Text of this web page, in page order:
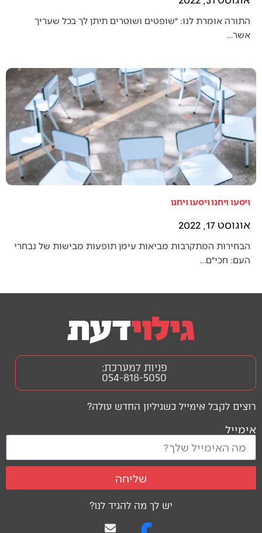
התורה אומרת לנו: ״שופטים ושוטרים תיתן לך בכל שעריך
אשר…
ויסעו ויחנו ויסעו ויחנו
אוגוסט 17, 2022
הבחירות המתקרבות מביאות עימן תופעות מבישות של נבחרי
העם: חכי״ם…
יש לך מה להגיד לנו?
רוצים לקבל אימייל כשגיליון החדש עולה?
אימייל
שליחה
פניות למערכת:
054-818-5050